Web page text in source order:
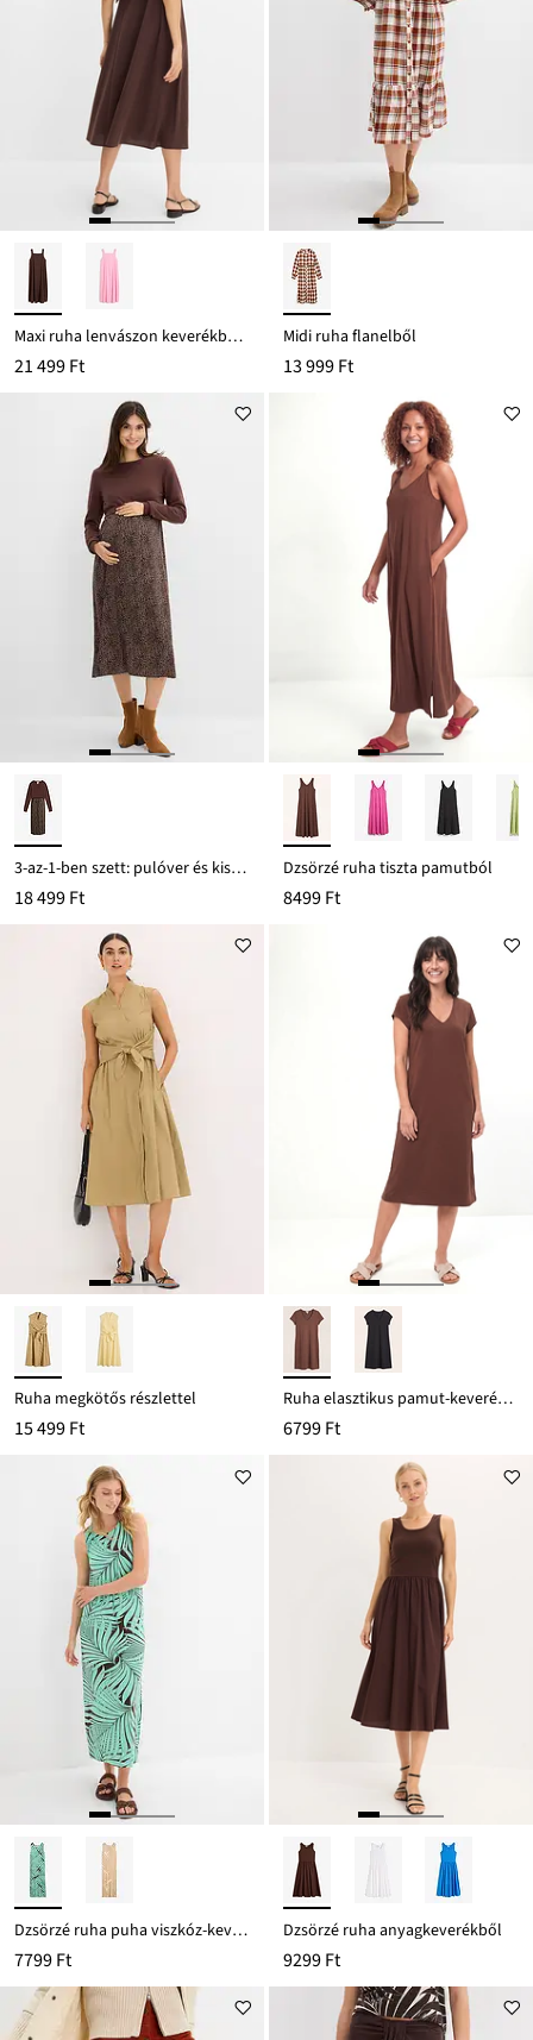
Maxi ruha lenvászon keverékből, megkötős részlettel a hátoldalán
21 499 Ft
Midi ruha flanelből
13 999 Ft
3-az-1-ben szett: pulóver és kismama ruha szoptatós funkcióval (2-részes szett)
18 499 Ft
Dzsörzé ruha tiszta pamutból
8499 Ft
Ruha megkötős részlettel
15 499 Ft
Ruha elasztikus pamut-keverékből
6799 Ft
Dzsörzé ruha puha viszkóz-keverékből
7799 Ft
Dzsörzé ruha anyagkeverékből
9299 Ft